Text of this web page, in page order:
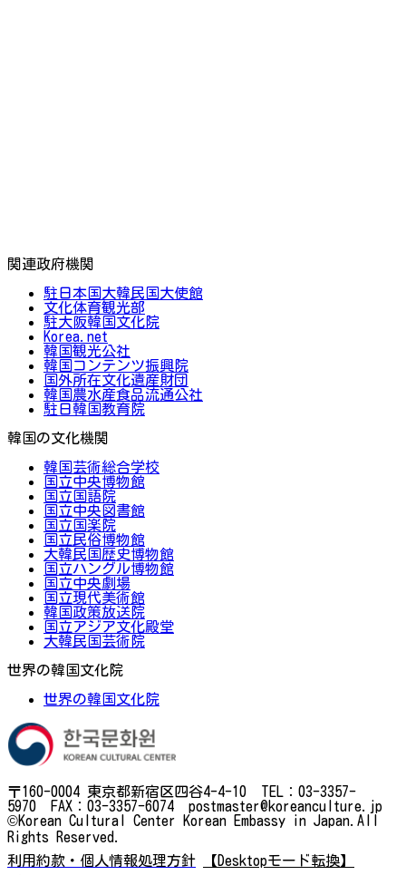
関連政府機関
駐日本国大韓民国大使館
文化体育観光部
駐大阪韓国文化院
Korea.net
韓国観光公社
韓国コンテンツ振興院
国外所在文化遺産財団
韓国農水産食品流通公社
駐日韓国教育院
韓国の文化機関
韓国芸術総合学校
国立中央博物館
国立国語院
国立中央図書館
国立国楽院
国立民俗博物館
大韓民国歴史博物館
国立ハングル博物館
国立中央劇場
国立現代美術館
韓国政策放送院
国立アジア文化殿堂
大韓民国芸術院
世界の韓国文化院
世界の韓国文化院
〒160-0004 東京都新宿区四谷4-4-10 TEL：03-3357-
5970 FAX：03-3357-6074 postmaster@koreanculture.jp
©Korean Cultural Center Korean Embassy in Japan.All
Rights Reserved.
利用約款・個人情報処理方針
【Desktopモード転換】